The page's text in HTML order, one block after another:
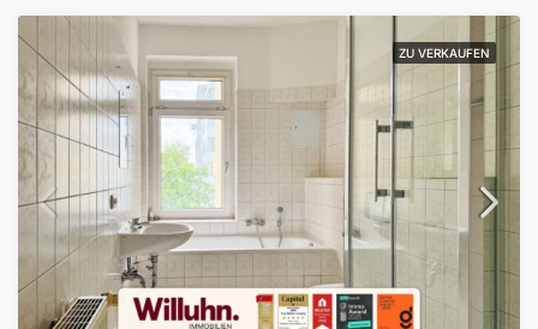
ZU VERKAUFEN